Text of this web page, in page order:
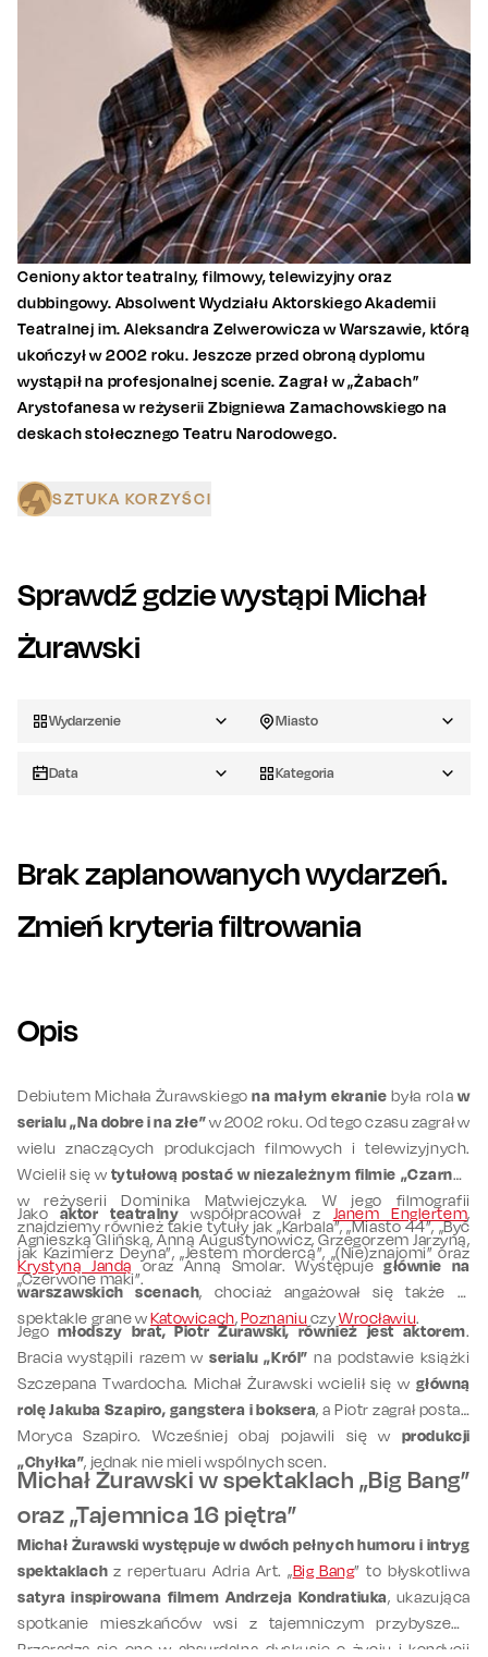
Ceniony aktor teatralny, filmowy, telewizyjny oraz
dubbingowy. Absolwent Wydziału Aktorskiego Akademii
Teatralnej im. Aleksandra Zelwerowicza w Warszawie, którą
ukończył w 2002 roku. Jeszcze przed obroną dyplomu
wystąpił na profesjonalnej scenie. Zagrał w „Żabach”
Arystofanesa w reżyserii Zbigniewa Zamachowskiego na
deskach stołecznego Teatru Narodowego.
SZTUKA KORZYŚCI
Sprawdź gdzie wystąpi Michał
Żurawski
Wydarzenie Miasto
Data Kategoria
Brak zaplanowanych wydarzeń.
Zmień kryteria filtrowania
Opis
Debiutem Michała Żurawskiegona małym ekranie była rolaw
serialu „Na dobre i na złe”w 2002 roku. Od tego czasu zagrał w
wielu znaczących produkcjach filmowych i telewizyjnych.
Wcielił się w tytułową postać w niezależnym filmie „Czarny”
w reżyserii Dominika Matwiejczyka. W jego filmografii
znajdziemy również takie tytuły jak „Karbala”, „Miasto 44”, „Być
jak Kazimierz Deyna”, „Jestem mordercą”, „(Nie)znajomi” oraz
„Czerwone maki”.
Jako aktor teatralny współpracował z Janem Englertem,
Agnieszką Glińską, Anną Augustynowicz, Grzegorzem Jarzyną,
Krystyną Jandą oraz Anną Smolar. Występujegłównie na
warszawskich scenach, chociaż angażował się także w
spektakle grane wKatowicach,PoznaniuczyWrocławiu.
Jego młodszy brat, Piotr Żurawski, również jest aktorem.
Bracia wystąpili razem w serialu „Król” na podstawie książki
Szczepana Twardocha. Michał Żurawski wcielił się w główną
rolę Jakuba Szapiro, gangstera i boksera, a Piotr zagrał postać
Moryca Szapiro. Wcześniej obaj pojawili się w produkcji
„Chyłka”, jednak nie mieli wspólnych scen.
Michał Żurawski w spektaklach „Big Bang”
oraz „Tajemnica 16 piętra”
Michał Żurawski występuje w dwóch pełnych humoru i intryg
spektaklach z repertuaru Adria Art. „Big Bang” to błyskotliwa
satyra inspirowana filmem Andrzeja Kondratiuka, ukazująca
spotkanie mieszkańców wsi z tajemniczym przybyszem.
Przeradza się ono w absurdalną dyskusję o życiu i kondycji